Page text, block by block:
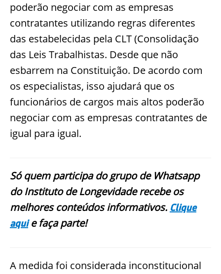
poderão negociar com as empresas
contratantes utilizando regras diferentes
das estabelecidas pela CLT (Consolidação
das Leis Trabalhistas. Desde que não
esbarrem na Constituição. De acordo com
os especialistas, isso ajudará que os
funcionários de cargos mais altos poderão
negociar com as empresas contratantes de
igual para igual.
Só quem participa do grupo de Whatsapp
do Instituto de Longevidade recebe os
melhores conteúdos informativos. Clique
aquie faça parte!
A medida foi considerada inconstitucional